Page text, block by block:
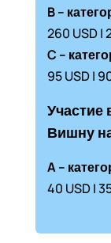
B –
260 USD |
C –
95 USD |
Участие
Вишну
A–
40 USD |